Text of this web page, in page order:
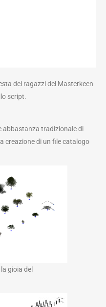
dei ragazzi del Masterkeen
script.
abbastanza tradizionale di
creazione di un file catalogo
gioia del